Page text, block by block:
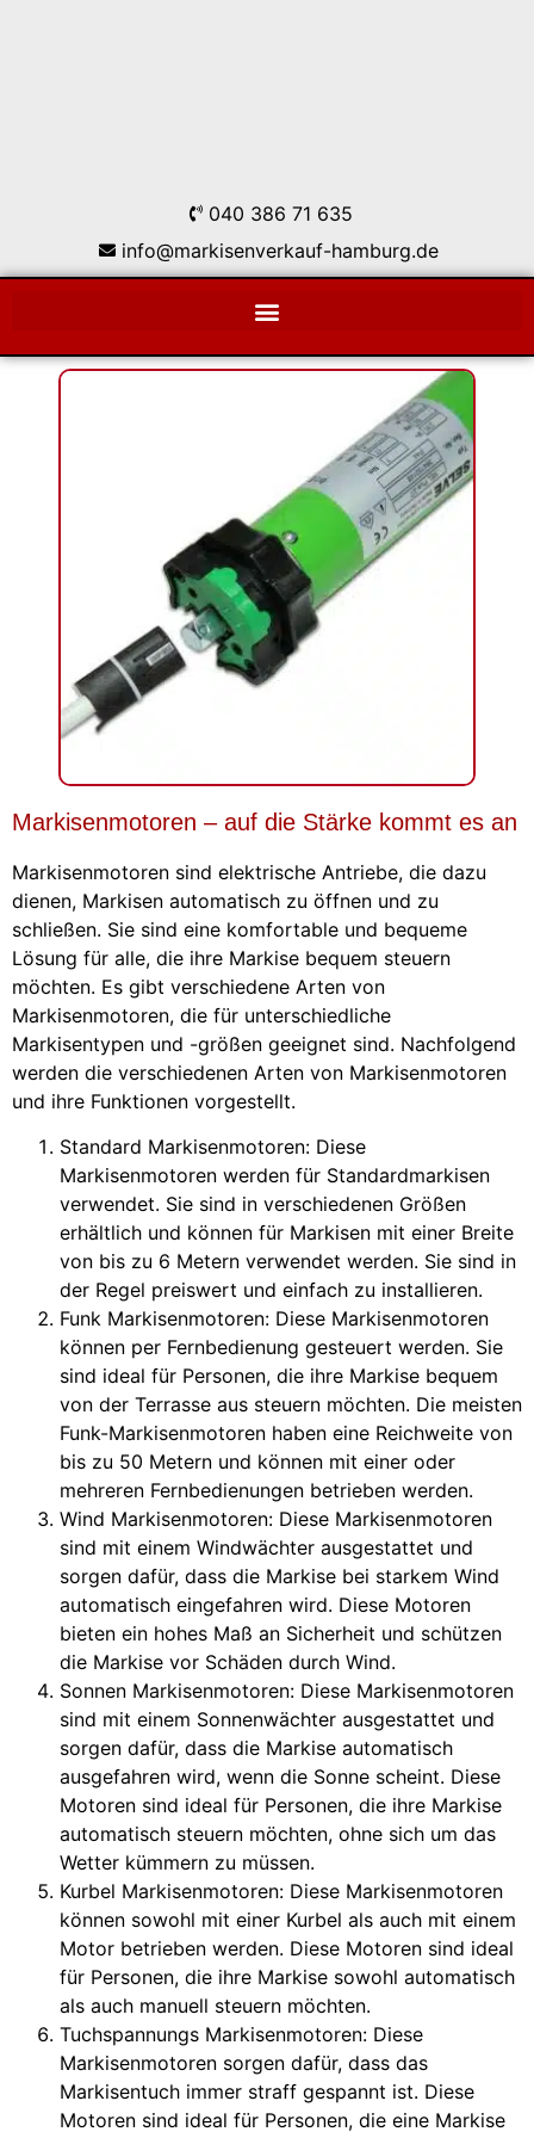
040 386 71 635
info@markisenverkauf-hamburg.de
Markisenmotoren – auf die Stärke kommt es an
Markisenmotoren sind elektrische Antriebe, die dazu
dienen, Markisen automatisch zu öffnen und zu
schließen. Sie sind eine komfortable und bequeme
Lösung für alle, die ihre Markise bequem steuern
möchten. Es gibt verschiedene Arten von
Markisenmotoren, die für unterschiedliche
Markisentypen und -größen geeignet sind. Nachfolgend
werden die verschiedenen Arten von Markisenmotoren
und ihre Funktionen vorgestellt.
Standard Markisenmotoren: Diese
Markisenmotoren werden für Standardmarkisen
verwendet. Sie sind in verschiedenen Größen
erhältlich und können für Markisen mit einer Breite
von bis zu 6 Metern verwendet werden. Sie sind in
der Regel preiswert und einfach zu installieren.
Funk Markisenmotoren: Diese Markisenmotoren
können per Fernbedienung gesteuert werden. Sie
sind ideal für Personen, die ihre Markise bequem
von der Terrasse aus steuern möchten. Die meisten
Funk-Markisenmotoren haben eine Reichweite von
bis zu 50 Metern und können mit einer oder
mehreren Fernbedienungen betrieben werden.
Wind Markisenmotoren: Diese Markisenmotoren
sind mit einem Windwächter ausgestattet und
sorgen dafür, dass die Markise bei starkem Wind
automatisch eingefahren wird. Diese Motoren
bieten ein hohes Maß an Sicherheit und schützen
die Markise vor Schäden durch Wind.
Sonnen Markisenmotoren: Diese Markisenmotoren
sind mit einem Sonnenwächter ausgestattet und
sorgen dafür, dass die Markise automatisch
ausgefahren wird, wenn die Sonne scheint. Diese
Motoren sind ideal für Personen, die ihre Markise
automatisch steuern möchten, ohne sich um das
Wetter kümmern zu müssen.
Kurbel Markisenmotoren: Diese Markisenmotoren
können sowohl mit einer Kurbel als auch mit einem
Motor betrieben werden. Diese Motoren sind ideal
für Personen, die ihre Markise sowohl automatisch
als auch manuell steuern möchten.
Tuchspannungs Markisenmotoren: Diese
Markisenmotoren sorgen dafür, dass das
Markisentuch immer straff gespannt ist. Diese
Motoren sind ideal für Personen, die eine Markise